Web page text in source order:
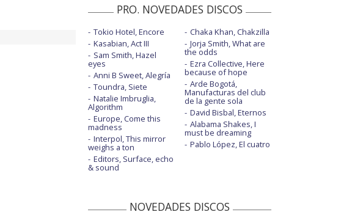
PRO. NOVEDADES DISCOS
Tokio Hotel, Encore
Kasabian, Act III
Sam Smith, Hazel
eyes
Anni B Sweet, Alegría
Toundra, Siete
Natalie Imbruglia,
Algorithm
Europe, Come this
madness
Interpol, This mirror
weighs a ton
Editors, Surface, echo
& sound
Chaka Khan, Chakzilla
Jorja Smith, What are
the odds
Ezra Collective, Here
because of hope
Arde Bogotá,
Manufacturas del club
de la gente sola
David Bisbal, Eternos
Alabama Shakes, I
must be dreaming
Pablo López, El cuatro
NOVEDADES DISCOS